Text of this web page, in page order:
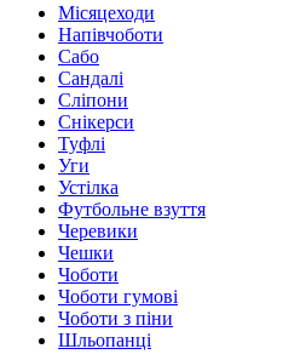
Місяцеходи
Напівчоботи
Сабо
Сандалі
Сліпони
Снікерси
Туфлі
Уги
Устілка
Футбольне взуття
Черевики
Чешки
Чоботи
Чоботи гумові
Чоботи з піни
Шльопанці